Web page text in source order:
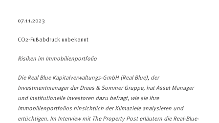
07.11.2023
CO2-Fußabdruck unbekannt
Risiken im Immobilienportfolio
Die Real Blue Kapitalverwaltungs-GmbH (Real Blue), der
Investmentmanager der Drees & Sommer Gruppe, hat Asset Manager
und institutionelle Investoren dazu befragt, wie sie ihre
Immobilienportfolios hinsichtlich der Klimaziele analysieren und
ertüchtigen. Im Interview mit The Property Post erläutern die Real-Blue-